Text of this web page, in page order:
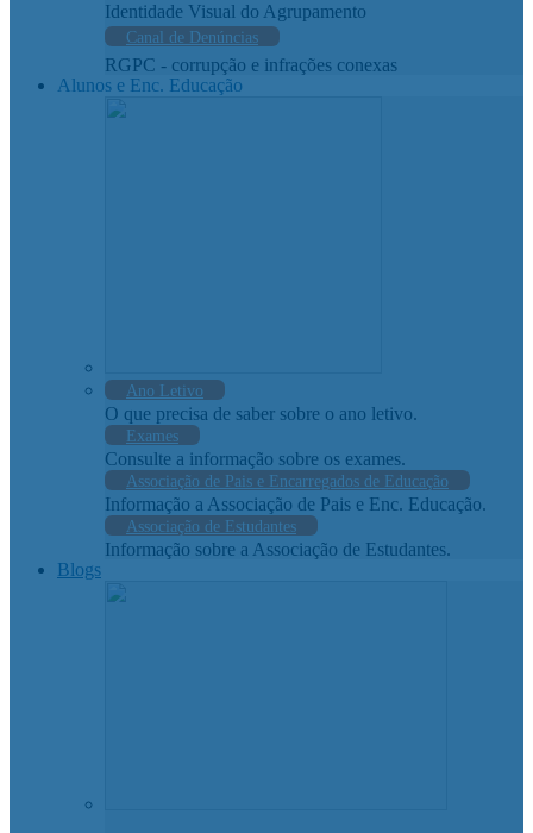
Identidade Visual do Agrupamento
Canal de Denúncias
RGPC - corrupção e infrações conexas
Alunos e Enc. Educação
Ano Letivo
O que precisa de saber sobre o ano letivo.
Exames
Consulte a informação sobre os exames.
Associação de Pais e Encarregados de Educação
Informação a Associação de Pais e Enc. Educação.
Associação de Estudantes
Informação sobre a Associação de Estudantes.
Blogs